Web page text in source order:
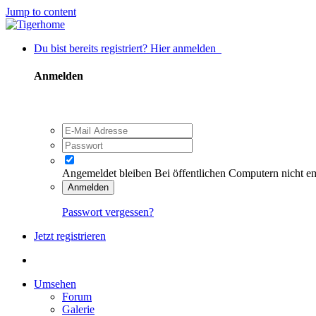
Jump to content
Du bist bereits registriert? Hier anmelden
Anmelden
Angemeldet bleiben Bei öffentlichen Computern nicht
Anmelden
Passwort vergessen?
Jetzt registrieren
Umsehen
Forum
Galerie